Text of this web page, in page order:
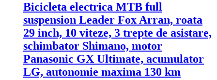
Bicicleta electrica MTB full
suspension Leader Fox Arran, roata
29 inch, 10 viteze, 3 trepte de asistare,
schimbator Shimano, motor
Panasonic GX Ultimate, acumulator
LG, autonomie maxima 130 km